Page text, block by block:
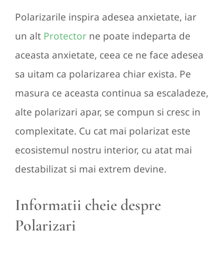
Polarizarile inspira adesea anxietate, iar
un alt Protector ne poate indeparta de
aceasta anxietate, ceea ce ne face adesea
sa uitam ca polarizarea chiar exista. Pe
masura ce aceasta continua sa escaladeze,
alte polarizari apar, se compun si cresc in
complexitate. Cu cat mai polarizat este
ecosistemul nostru interior, cu atat mai
destabilizat si mai extrem devine.
Informatii cheie despre
Polarizari